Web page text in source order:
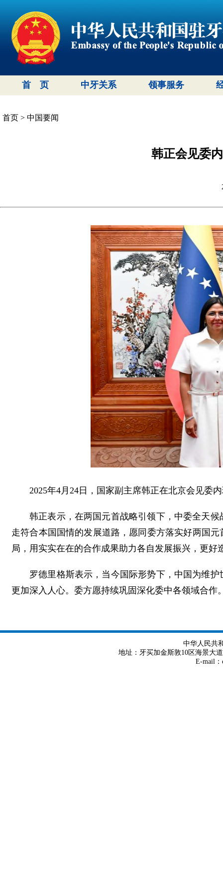
首 页 中牙关系 领事服务
首页 > 中国要闻
韩正会见委
2025年4月24日，国家副主席韩正在北京会见委
韩正表示，在两国元首战略引领下，中委全天
走符合本国国情的发展道路，愿同委方落实好两国
局，用实实在在的合作成果助力各自发展振兴，更好
罗德里格斯表示，当今国际形势下，中国为维
更加深入人心。委方愿持续巩固深化委中各领域合作
中华人民共
地址：牙买加金斯敦10区海景大道
E-mail：